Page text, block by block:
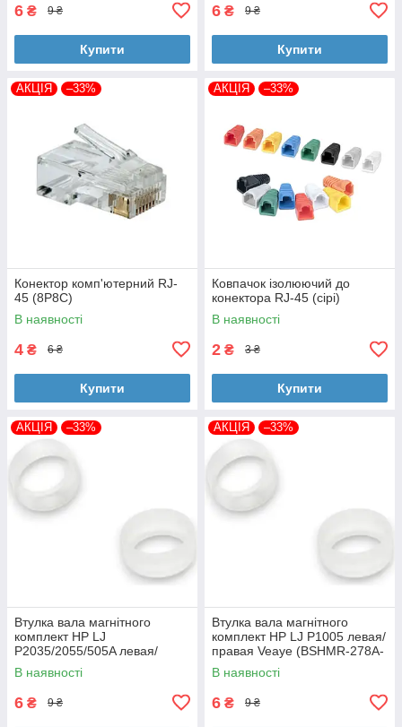
6 ₴ 9 ₴
Купити
6 ₴ 9 ₴
Купити
АКЦІЯ –33%
Конектор комп'ютерний RJ-
45 (8P8C)
В наявності
4 ₴ 6 ₴
Купити
АКЦІЯ –33%
Ковпачок ізолюючий до
конектора RJ-45 (сірі)
В наявності
2 ₴ 3 ₴
Купити
АКЦІЯ –33%
Втулка вала магнітного
комплект HP LJ
P2035/2055/505A левая/
правая Veaye (BSHMR-505A-
VE)
В наявності
6 ₴ 9 ₴
АКЦІЯ –33%
Втулка вала магнітного
комплект HP LJ P1005 левая/
правая Veaye (BSHMR-278A-
VE)
В наявності
6 ₴ 9 ₴